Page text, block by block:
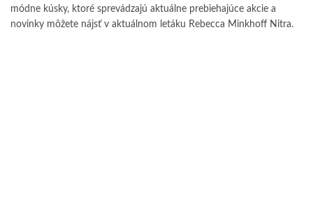
módne kúsky, ktoré sprevádzajú aktuálne prebiehajúce akcie a
novinky môžete nájsť v aktuálnom letáku Rebecca Minkhoff Nitra.